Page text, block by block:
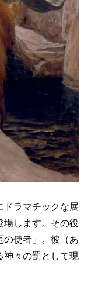
ドラマチックな展
場します。その役
の使者」。彼（あ
神々の罰として現